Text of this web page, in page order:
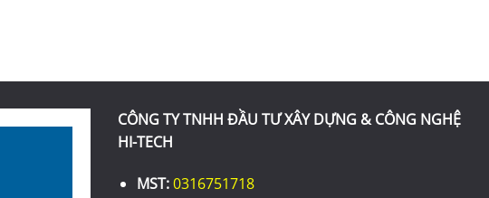
CÔNG TY TNHH ĐẦU TƯ XÂY DỰNG & CÔNG NGHỆ
HI-TECH
MST:0316751718